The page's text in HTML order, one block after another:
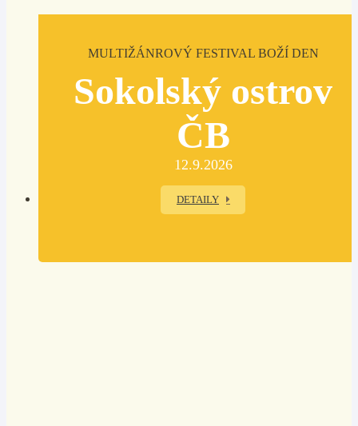
MULTIŽÁNROVÝ FESTIVAL BOŽÍ DEN
Sokolský ostrov
ČB
12.9.2026
DETAILY